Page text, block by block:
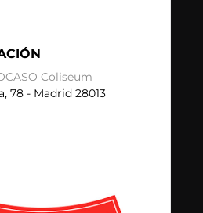
Coliseum
78 - Madrid 28013